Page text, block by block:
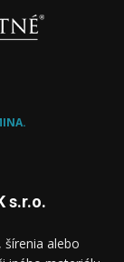
s.r.o.
alebo